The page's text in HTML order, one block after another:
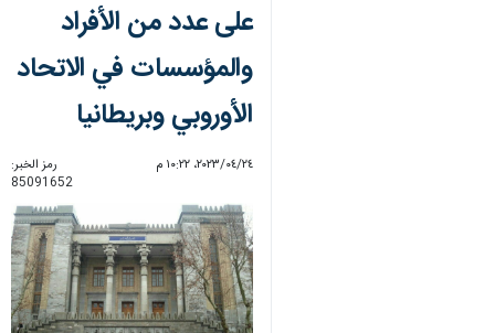
على عدد من الأفراد
والمؤسسات في الاتحاد
الأوروبي وبريطانيا
٢٤‏/٠٤‏/٢٠٢٣، ١٠:٢٢ م
رمز الخبر:
85091652